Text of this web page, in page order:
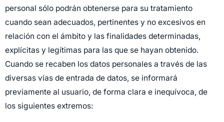
personal sólo podrán obtenerse para su tratamiento
cuando sean adecuados, pertinentes y no excesivos en
relación con el ámbito y las finalidades determinadas,
explícitas y legítimas para las que se hayan obtenido.
Cuando se recaben los datos personales a través de las
diversas vías de entrada de datos, se informará
previamente al usuario, de forma clara e inequívoca, de
los siguientes extremos: